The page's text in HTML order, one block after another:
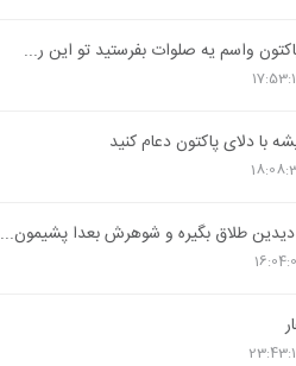
واسم یه صلوات بفرستید تو این ر...
با دلای پاکتون دعام کنید
دیدین طلاق بگیره و شوهرش بعدا پشیمون...